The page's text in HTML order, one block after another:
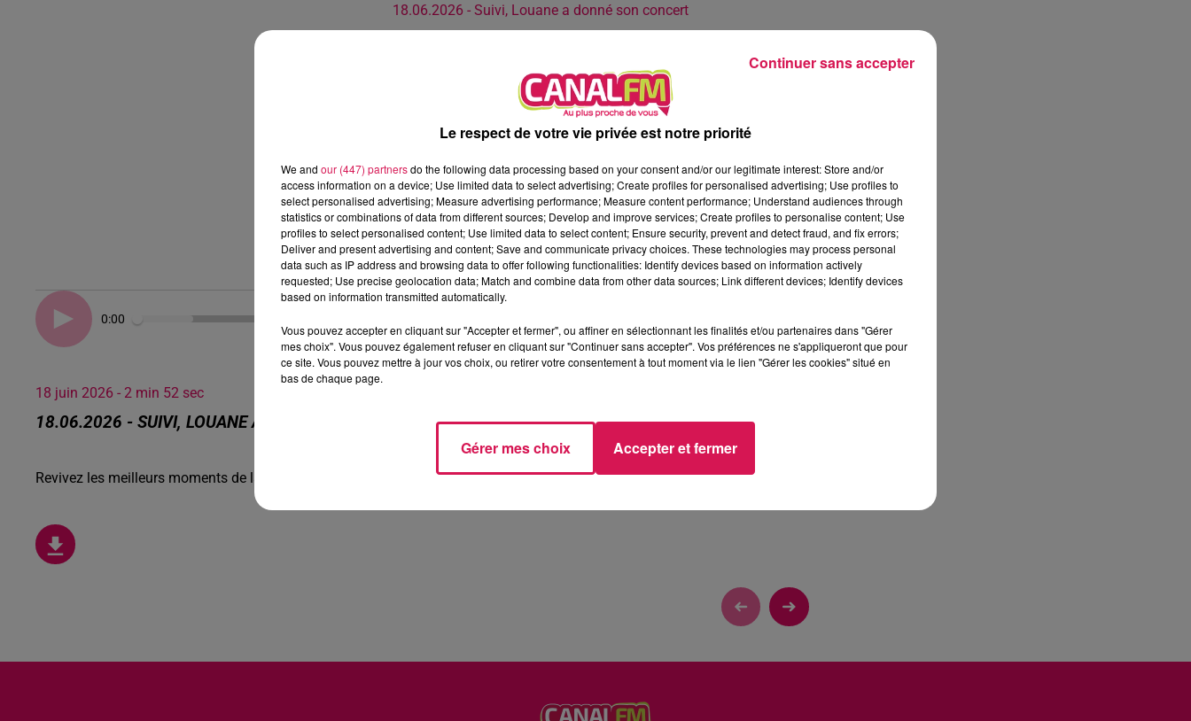
18.06.2026 - Suivi, Louane a donné son concert
0:00
18 juin 2026 - 2 min 52 sec
18.06.2026 - SUIVI, LOUANE A DONNÉ SON CONCERT
Revivez les meilleurs moments de la Ligne des Auditeurs
Le respect de votre vie privée est notre priorité
We and our (447) partnersdo the following data processing based on your consent and/or our legitimate interest: Store and/or
access information on a device; Use limited data to select advertising; Create profiles for personalised advertising; Use profiles to
select personalised advertising; Measure advertising performance; Measure content performance; Understand audiences through
statistics or combinations of data from different sources; Develop and improve services; Create profiles to personalise content; Use
profiles to select personalised content; Use limited data to select content; Ensure security, prevent and detect fraud, and fix errors;
Deliver and present advertising and content; Save and communicate privacy choices. These technologies may process personal
data such as IP address and browsing data to offer following functionalities: Identify devices based on information actively
requested; Use precise geolocation data; Match and combine data from other data sources; Link different devices; Identify devices
based on information transmitted automatically.
Vous pouvez accepter en cliquant sur "Accepter et fermer", ou affiner en sélectionnant les finalités et/ou partenaires dans "Gérer
mes choix". Vous pouvez également refuser en cliquant sur "Continuer sans accepter". Vos préférences ne s'appliqueront que pour
ce site. Vous pouvez mettre à jour vos choix, ou retirer votre consentement à tout moment via le lien "Gérer les cookies" situé en
bas de chaque page.
Gérer mes choix Accepter et fermer
Continuer sans accepter